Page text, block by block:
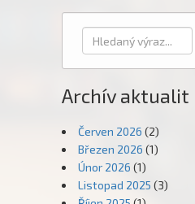
Archív aktualit
Červen 2026 (2)
Březen 2026 (1)
Únor 2026 (1)
Listopad 2025 (3)